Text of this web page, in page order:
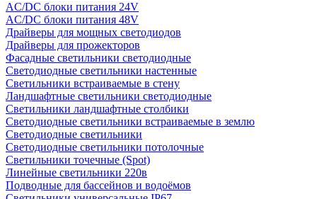
AC/DC блоки питания 24V
AC/DC блоки питания 48V
Драйверы для мощных светодиодов
Драйверы для прожекторов
Фасадные светильники светодиодные
Светодиодные светильники настенные
Светильники встраиваемые в стену
Ландшафтные светильники светодиодные
Светильники ландшафтные столбики
Светодиодные светильники встраиваемые в землю
Светодиодные светильники
Светодиодные светильники потолочные
Светильники точечные (Spot)
Линейные светильники 220в
Подводные для бассейнов и водоёмов